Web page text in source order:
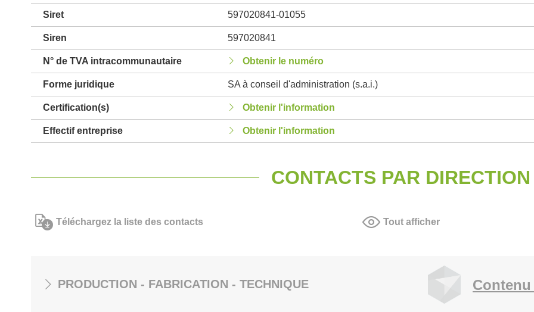
Siret 597020841-01055
Siren 597020841
N° de TVA intracommunautaire Obtenir le numéro
Forme juridique SA à conseil d'administration (s.a.i.)
Certification(s) Obtenir l'information
Effectif entreprise Obtenir l'information
CONTACTS PAR DIRECTION
Téléchargez la liste des contacts Tout afficher
PRODUCTION - FABRICATION - TECHNIQUE